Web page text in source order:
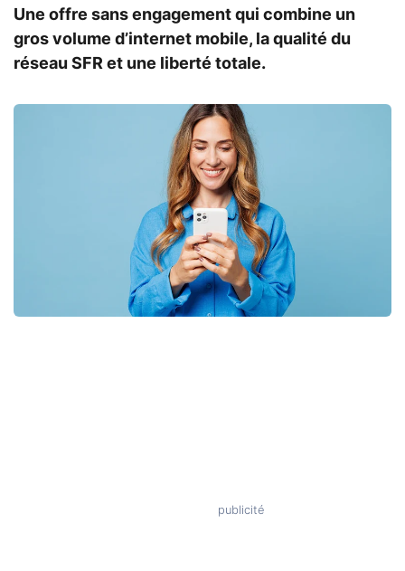
Une offre sans engagement qui combine un
gros volume d’internet mobile, la qualité du
réseau SFR et une liberté totale.